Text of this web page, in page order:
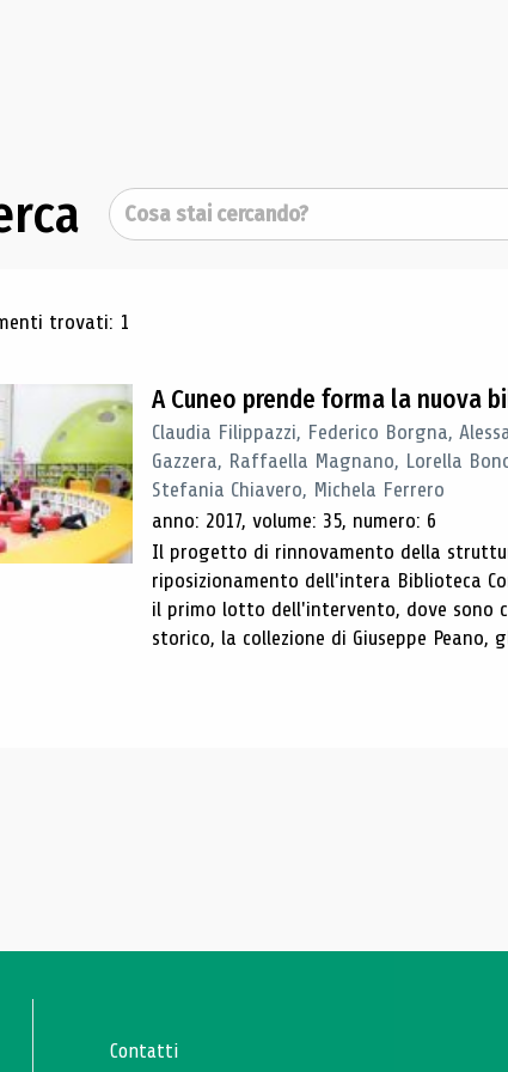
Cerca
di ricerca
trovati: 1
A Cuneo prende forma la nuova
Claudia Filippazzi, Federico Borgna,
Gazzera, Raffaella Magnano, Lorella
Stefania Chiavero, Michela Ferrero
anno: 2017, volume: 35, numero: 6
Il progetto di rinnovamento della
riposizionamento dell'intera Biblioteca
il primo lotto dell'intervento, dove sono
storico, la collezione di Giuseppe Peano,
Contatti